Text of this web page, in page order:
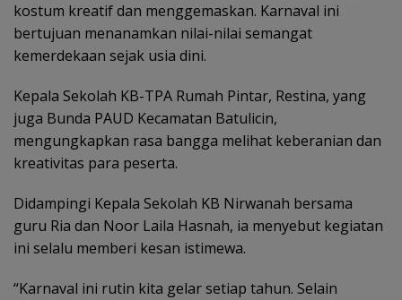
kostum kreatif dan menggemaskan. Karnaval ini
bertujuan menanamkan nilai-nilai semangat
kemerdekaan sejak usia dini.
Kepala Sekolah KB-TPA Rumah Pintar, Restina, yang
juga Bunda PAUD Kecamatan Batulicin,
mengungkapkan rasa bangga melihat keberanian dan
kreativitas para peserta.
Didampingi Kepala Sekolah KB Nirwanah bersama
guru Ria dan Noor Laila Hasnah, ia menyebut kegiatan
ini selalu memberi kesan istimewa.
“Karnaval ini rutin kita gelar setiap tahun. Selain